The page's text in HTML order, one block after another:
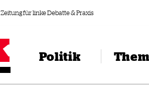
Zeitung für linke Debatte & Praxis
Politik